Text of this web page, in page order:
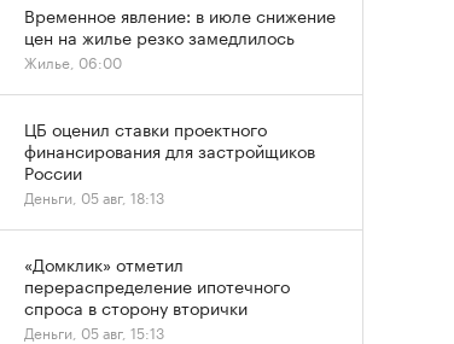
Временное явление: в июле снижение
цен на жилье резко замедлилось
Жилье, 06:00
ЦБ оценил ставки проектного
финансирования для застройщиков
России
Деньги, 05 авг, 18:13
«Домклик» отметил
перераспределение ипотечного
спроса в сторону вторички
Деньги, 05 авг, 15:13